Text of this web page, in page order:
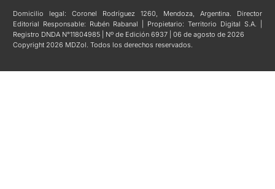
Domicilio legal: Coronel Rodríguez 1260, Mendoza, Argentina. Director
Editorial Responsable: Rubén Rabanal | Propietario: Territorio Digital S.A. |
Registro DNDA N°11804985 | Nº de Edición 6937 | 06 de agosto de 2026
Copyright 2026 MDZol. Todos los derechos reservados.